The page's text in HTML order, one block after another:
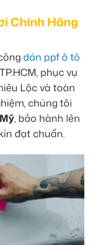
Chính Hãng
dán ppf ô tô
phục vụ
Lộc và toàn
chúng tôi
, bảo hành lên
đạt chuẩn.